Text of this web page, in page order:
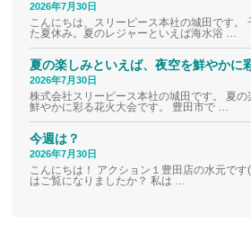
2026年7月30日
こんにちは、スリーピース本社の城田です。
た夏休み。夏のレジャーといえば海水浴 …
夏の楽しみといえば、夜空を鮮やかに
2026年7月30日
株式会社スリーピース本社の城田です。 夏
鮮やかに彩る花火大会です。 豊田市で …
今週は？
2026年7月30日
こんにちは！ アクション１豊田店の水元で
はご覧になりましたか？ 私は …